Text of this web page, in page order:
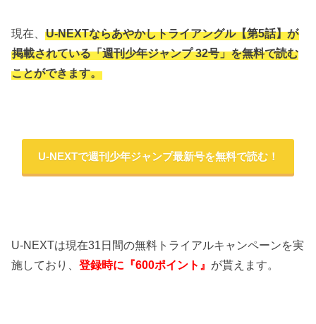
現在、U-NEXTならあやかしトライアングル【第5話】が
掲載されている「週刊少年ジャンプ 32号」を無料で読む
ことができます。
U-NEXTで週刊少年ジャンプ最新号を無料で読む！
U-NEXTは現在31日間の無料トライアルキャンペーンを実
施しており、登録時に『600ポイント』 が貰えます。